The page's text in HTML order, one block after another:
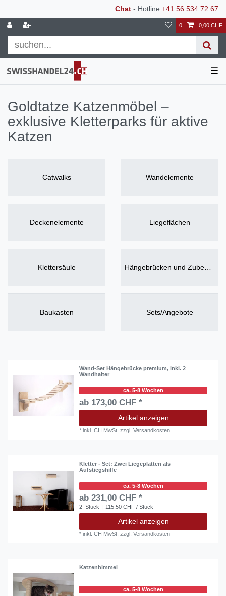
Chat - Hotline +41 56 534 72 67
0 0,00 CHF
☰
Goldtatze Katzenmöbel –
exklusive Kletterparks für aktive
Katzen
Catwalks Wandelemente
Deckenelemente Liegeflächen
Klettersäule
Baukasten Sets/Angebote
Wand-Set Hängebrücke premium, inkl. 2
Wandhalter
ca. 5-8 Wochen
ab 173,00 CHF *
Artikel anzeigen
*inkl. CH MwSt. zzgl.Versandkosten
Kletter - Set: Zwei Liegeplatten als
Aufstiegshilfe
ca. 5-8 Wochen
ab 231,00 CHF *
2 Stück | 115,50 CHF / Stück
Artikel anzeigen
*inkl. CH MwSt. zzgl.Versandkosten
Katzenhimmel
ca. 5-8 Wochen